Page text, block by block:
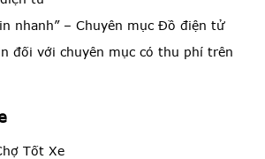
nhanh” – Chuyên mục Đồ điện tử
đối với chuyên mục có thu phí trên
Tốt Xe